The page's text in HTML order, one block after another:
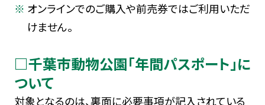
オンラインでのご購入や前売券ではご利用いただ
けません。
□千葉市動物公園「年間パスポート」に
ついて
対象となるのは、裏面に必要事項が記入されている